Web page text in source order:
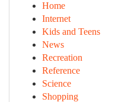
Home
Internet
Kids and Teens
News
Recreation
Reference
Science
Shopping